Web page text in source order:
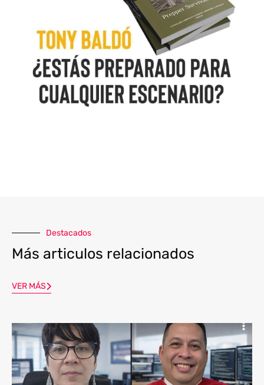
Destacados
Más articulos relacionados
VER MÁS